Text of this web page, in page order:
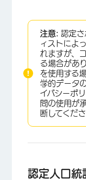
注意: 認定
ィストによ
れますが、
る場合があ
を使用する
学的データ
イバシーポ
問の使用が
断してくださ
認定人口統